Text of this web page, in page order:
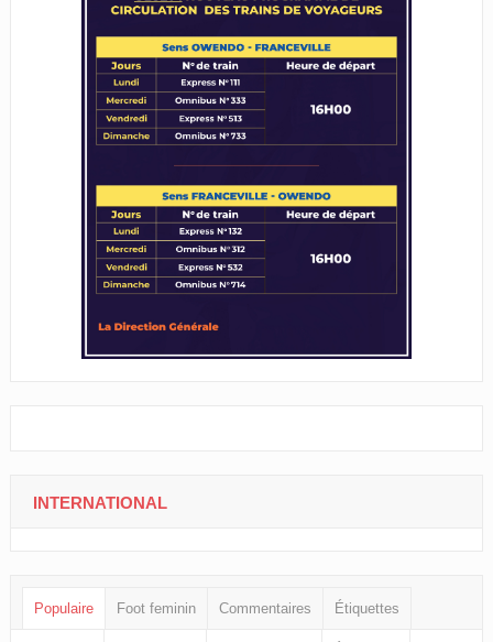
INTERNATIONAL
Populaire Foot feminin Commentaires Étiquettes